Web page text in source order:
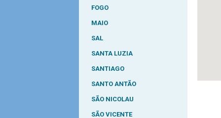
FOGO
MAIO
SAL
SANTA LUZIA
SANTIAGO
SANTO ANTÃO
SÃO NICOLAU
SÃO VICENTE